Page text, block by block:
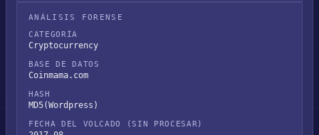
ANÁLISIS FORENSE
CATEGORÍA
Cryptocurrency
BASE DE DATOS
Coinmama.com
HASH
MD5(Wordpress)
FECHA DEL VOLCADO (SIN PROCESAR)